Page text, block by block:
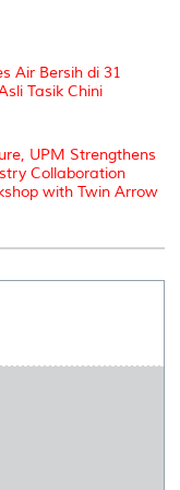
Air Bersih di 31
Tasik Chini
UPM Strengthens
Collaboration
with Twin Arrow